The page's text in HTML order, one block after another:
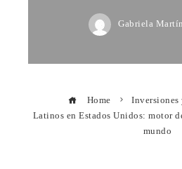
Gabriela
Home
Inversiones
Latinos en Estados Unidos: motor
mundo